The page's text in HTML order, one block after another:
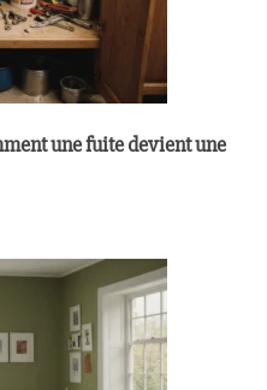
une fuite devient une